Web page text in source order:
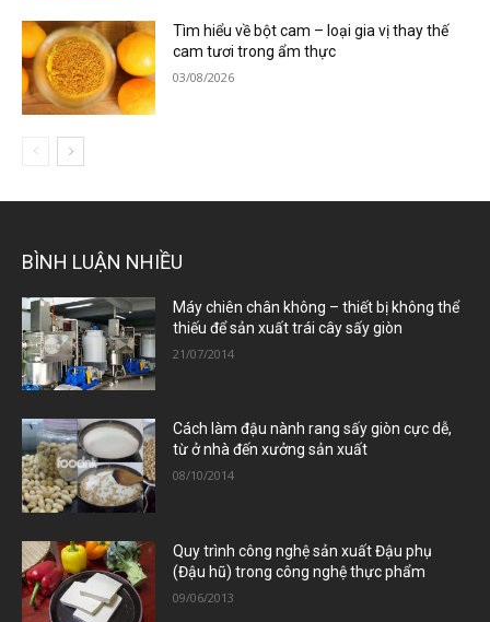
Tìm hiểu về bột cam – loại gia vị thay thế
cam tươi trong ẩm thực
03/08/2026
BÌNH LUẬN NHIỀU
Máy chiên chân không – thiết bị không thể
thiếu để sản xuất trái cây sấy giòn
21/07/2014
Cách làm đậu nành rang sấy giòn cực dễ,
từ ở nhà đến xưởng sản xuất
08/10/2014
Quy trình công nghệ sản xuất Đậu phụ
(Đậu hũ) trong công nghệ thực phẩm
09/06/2013